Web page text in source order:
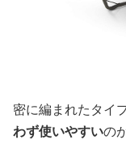
密に編まれたタイ
わず使いやすいの